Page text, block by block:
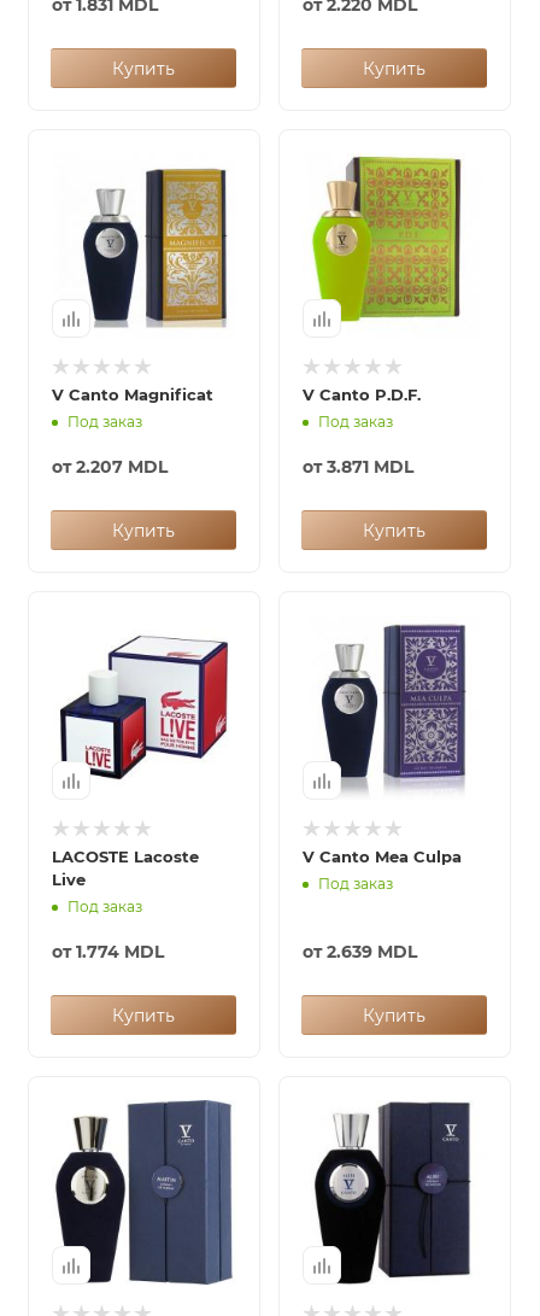
от1.831 MDL
Купить
от2.220 MDL
Купить
V Canto Magnificat
Под заказ
от2.207 MDL
Купить
V Canto P.D.F.
Под заказ
от3.871 MDL
Купить
LACOSTE Lacoste
Live
Под заказ
от1.774 MDL
Купить
V Canto Mea Culpa
Под заказ
от2.639 MDL
Купить